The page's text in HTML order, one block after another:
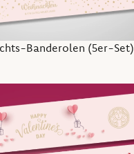
Banderolen (5er-Set)